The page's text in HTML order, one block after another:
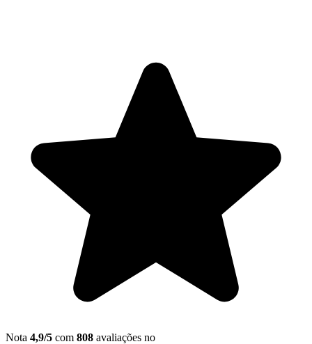
Nota 4,9/5 com 808 avaliações no